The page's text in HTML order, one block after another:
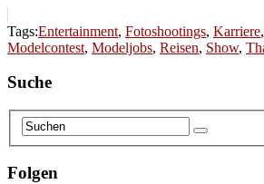
Tags:Entertainment, Fotoshootings, Karriere,
Modelcontest, Modeljobs, Reisen, Show,
Suche
Folgen